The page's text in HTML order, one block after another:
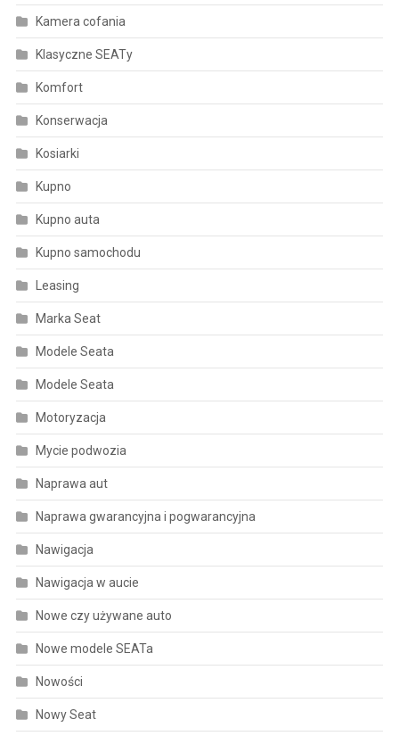
Kamera cofania
Klasyczne SEATy
Komfort
Konserwacja
Kosiarki
Kupno
Kupno auta
Kupno samochodu
Leasing
Marka Seat
Modele Seata
Modele Seata
Motoryzacja
Mycie podwozia
Naprawa aut
Naprawa gwarancyjna i pogwarancyjna
Nawigacja
Nawigacja w aucie
Nowe czy używane auto
Nowe modele SEATa
Nowości
Nowy Seat